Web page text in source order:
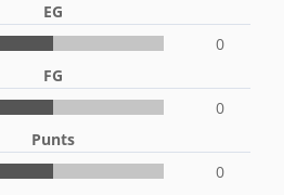
EG
0
FG
0
Punts
0